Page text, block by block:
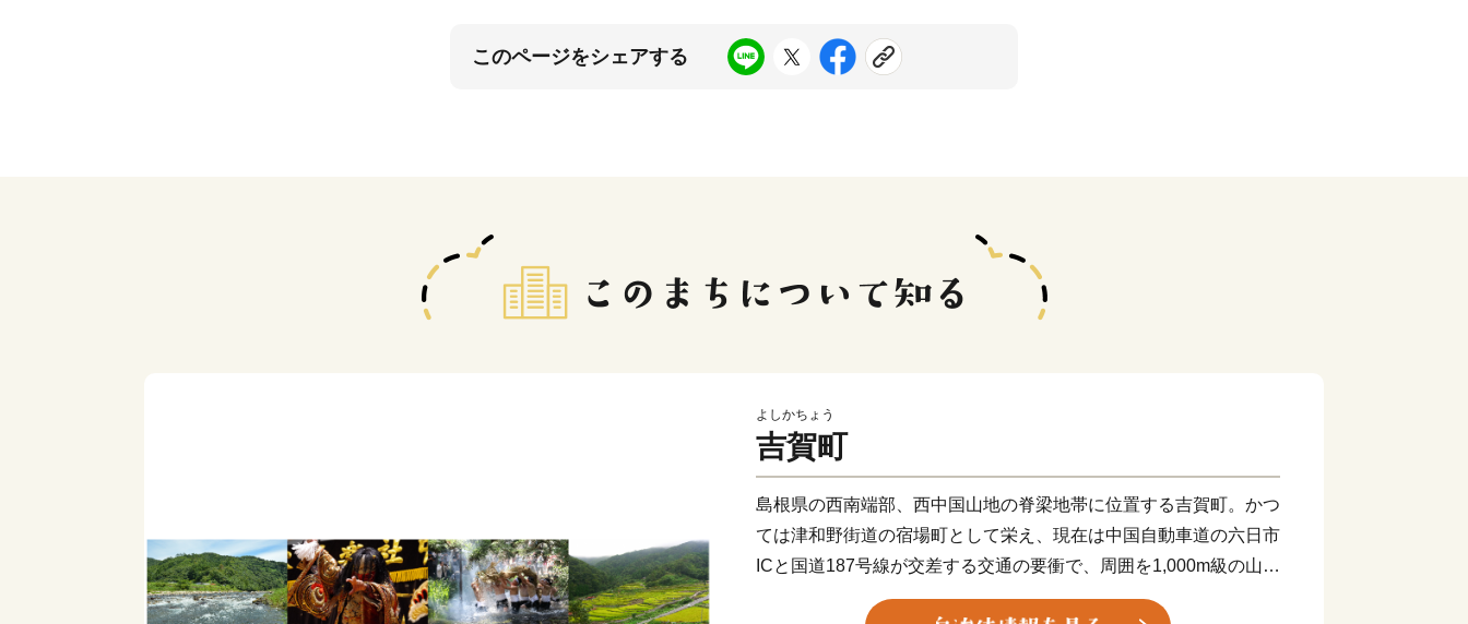
このページをシェアする
よしかちょう
吉賀町
島根県の西南端部、西中国山地の脊梁地帯に位置する吉賀町。かつ
ては津和野街道の宿場町として栄え、現在は中国自動車道の六日市
ICと国道187号線が交差する交通の要衝で、周囲を1,000m級の山々
に囲まれた緑豊かな田園峡です。